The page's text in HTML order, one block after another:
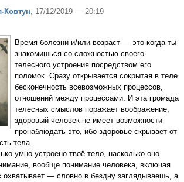
Ковтун , 17/12/2019 — 20:19
Время болезни и/или возраст — это когда ты
знакомишься со сложностью своего
телесного устроения посредством его
поломок. Сразу открывается сокрытая в теле
бесконечность всевозможных процессов,
отношений между процессами. И эта громада
телесных смыслов поражает воображение,
здоровый человек не имеет возможности
пронаблюдать это, ибо здоровье скрывает от
тела.
умно устроено твоё тело, насколько оно
вообще понимание человека, включая
охватывает — словно в бездну заглядываешь, а